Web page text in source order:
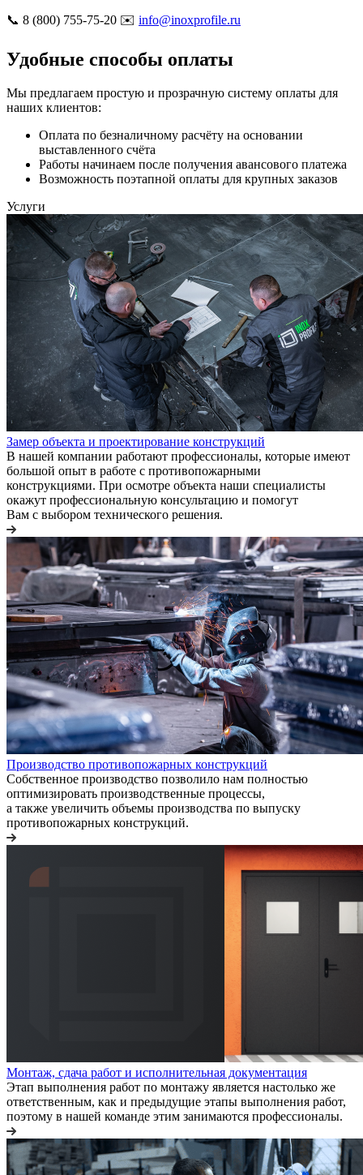
📞 8 (800) 755-75-20 ✉️ info@inoxprofile.ru
Удобные способы оплаты
Мы предлагаем простую и прозрачную систему оплаты для
наших клиентов:
Оплата по безналичному расчёту на основании
выставленного счёта
Работы начинаем после получения авансового платежа
Возможность поэтапной оплаты для крупных заказов
Услуги
Замер объекта и проектирование конструкций
В нашей компании работают профессионалы, которые имеют
большой опыт в работе с противопожарными
конструкциями. При осмотре объекта наши специалисты
окажут профессиональную консультацию и помогут
Вам с выбором технического решения.
Производство противопожарных конструкций
Собственное производство позволило нам полностью
оптимизировать производственные процессы,
а также увеличить объемы производства по выпуску
противопожарных конструкций.
Монтаж, сдача работ и исполнительная документация
Этап выполнения работ по монтажу является настолько же
ответственным, как и предыдущие этапы выполнения работ,
поэтому в нашей команде этим занимаются профессионалы.